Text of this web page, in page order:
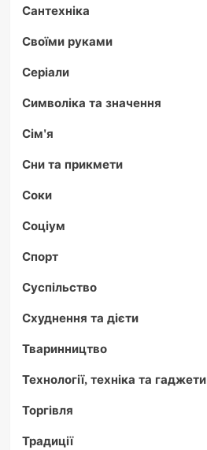
Сантехніка
Своїми руками
Серіали
Символіка та значення
Сім'я
Сни та прикмети
Соки
Соціум
Спорт
Суспільство
Схуднення та дієти
Тваринництво
Технології, техніка та гаджети
Торгівля
Традиції